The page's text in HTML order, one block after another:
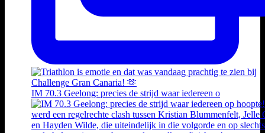
IM 70.3 Geelong: precies de strijd waar iedereen o